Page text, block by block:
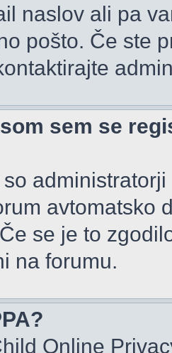
naslov ali pa
pošto. Če ste
sem se
avtomatsko
se je to
na forumu.
Online